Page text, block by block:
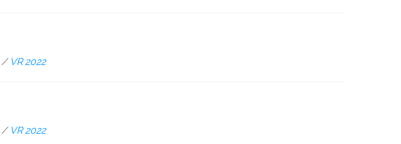
/ VR 2022
/ VR 2022